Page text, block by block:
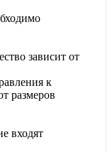
зависит от
к
размеров
входят